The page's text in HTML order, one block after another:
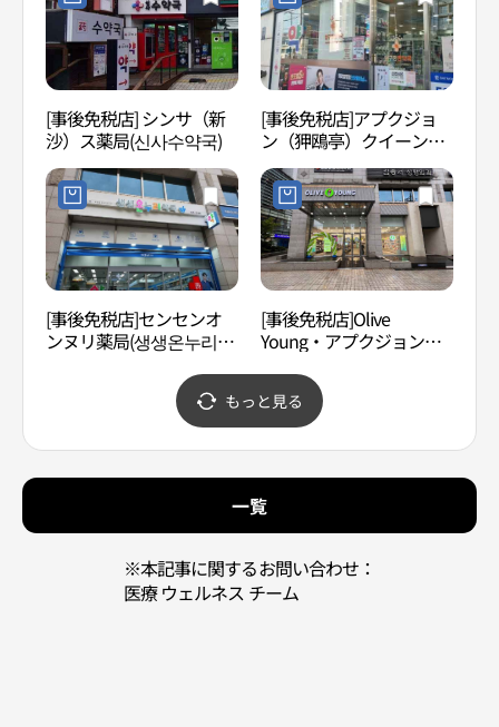
[事後免税店] シンサ（新
沙）ス薬局(신사수약국)
[事後免税店]アプクジョ
ン（狎鴎亭）クイーン薬
局(압구정퀸약국)
[事後免税店]センセンオ
ンヌリ薬局(생생온누리약
[事後免税店]Olive
Young・アプクジョンジ
店(올리브영 압구정중앙
점)
もっと見る
一覧
※本記事に関するお問い合わせ：
医療 ウェルネス チーム